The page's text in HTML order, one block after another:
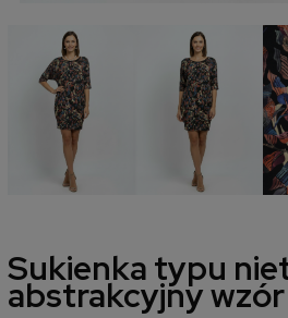
Sukienka typu
abstrakcyjny